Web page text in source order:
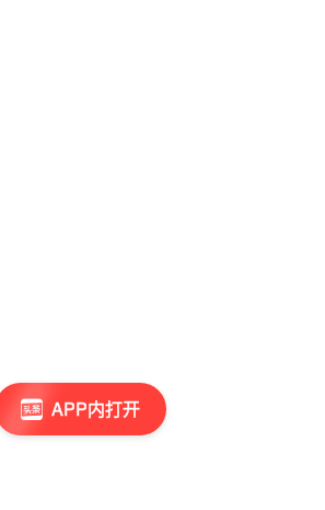
APP内打开